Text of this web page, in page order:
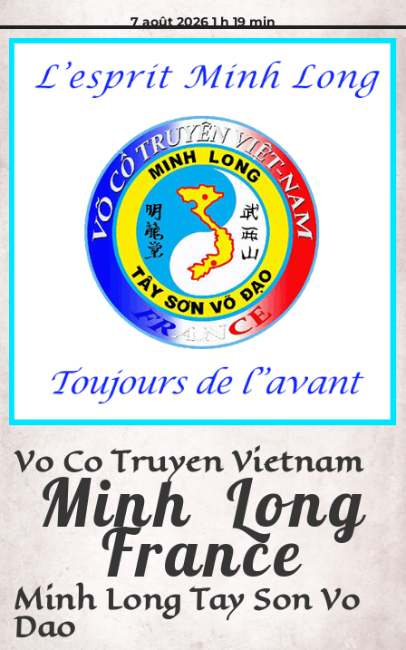
7 août 2026 1 h 19 min
Vo Co Truyen Vietnam
Minh Long
France
Minh Long Tay Son Vo
Dao